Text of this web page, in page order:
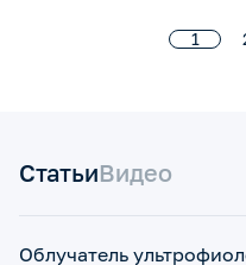
1
СтатьиВидео
Облучатель